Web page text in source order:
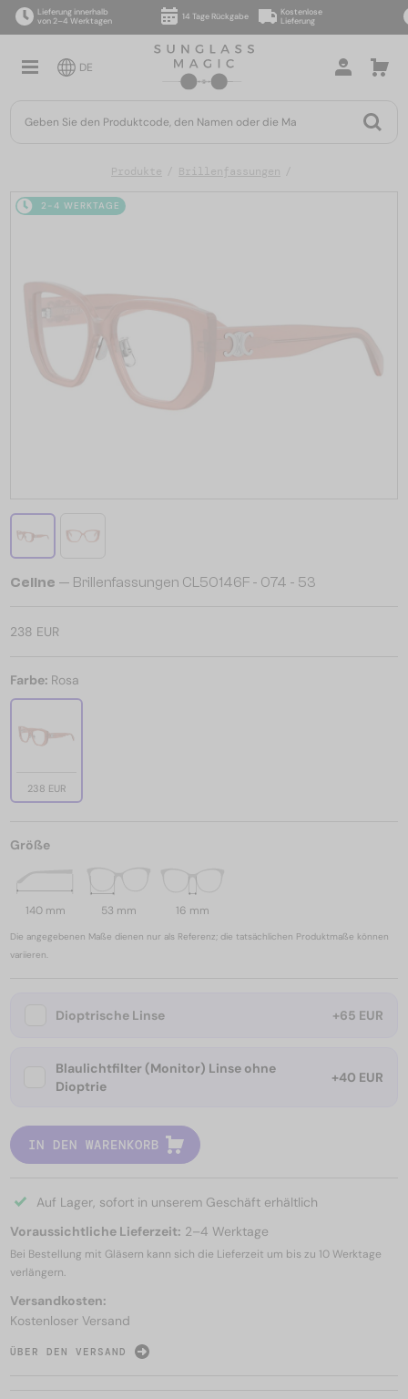
Lieferung innerhalb
von 2–4 Werktagen
14 Tage Rückgabe
Kostenlose
Lieferung
DE
Produkte Brillenfassungen
2-4 WERKTAGE
Celine — Brillenfassungen CL50146F - 074 - 53
238 EUR
Farbe: Rosa
238 EUR
Größe
140 mm 53 mm 16 mm
Die angegebenen Maße dienen nur als Referenz; die tatsächlichen Produktmaße können
variieren.
Dioptrische Linse +65 EUR
Blaulichtfilter (Monitor) Linse ohne
Dioptrie
+40 EUR
IN DEN WARENKORB
Auf Lager, sofort in unserem Geschäft erhältlich
Voraussichtliche Lieferzeit: 2–4 Werktage
Bei Bestellung mit Gläsern kann sich die Lieferzeit um bis zu 10 Werktage
verlängern.
Versandkosten:
Kostenloser Versand
ÜBER DEN VERSAND